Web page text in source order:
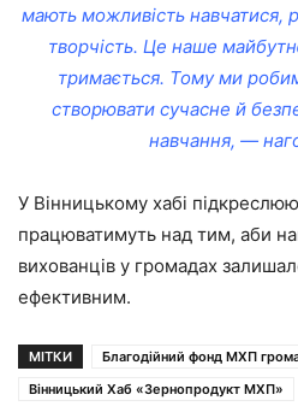
мають можливість навчатися,
творчість. Це наше
тримається. Тому ми
створювати сучасне й
навчання, —
У Вінницькому хабі
працюватимуть над тим, аби
вихованців у громадах
ефективним.
МІТКИ
Благодійний фонд МХП
Вінницький Хаб «Зернопродукт МХП»